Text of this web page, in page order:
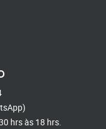
hrs às 18 hrs.